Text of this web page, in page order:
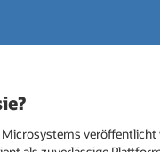
veröffentlicht